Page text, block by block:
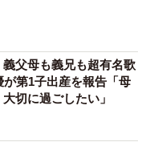
父母も義兄も超有名歌
第1子出産を報告「母
切に過ごしたい」